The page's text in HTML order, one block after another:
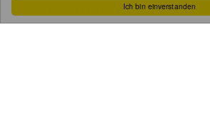
Ich bin einverstanden
Dein Online Markt